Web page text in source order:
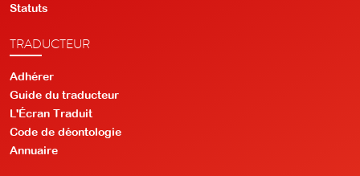
Statuts
TRADUCTEUR
Adhérer
Guide du traducteur
L'Écran Traduit
Code de déontologie
Annuaire